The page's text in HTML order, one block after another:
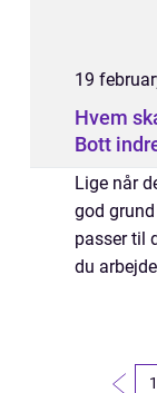
19
Hvem
Bott
Lige når
god
passer til
du
1